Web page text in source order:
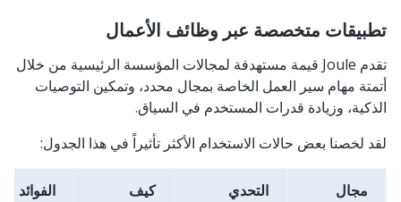
تطبيقات متخصصة عبر وظائف الأعمال
تقدم Joule قيمة مستهدفة لمجالات المؤسسة الرئيسية من خلال
أتمتة مهام سير العمل الخاصة بمجال محدد، وتمكين التوصيات
الذكية، وزيادة قدرات المستخدم في السياق.
لقد لخصنا بعض حالات الاستخدام الأكثر تأثيراً في هذا الجدول:
مجال
التحدي
كيف
الفوائد